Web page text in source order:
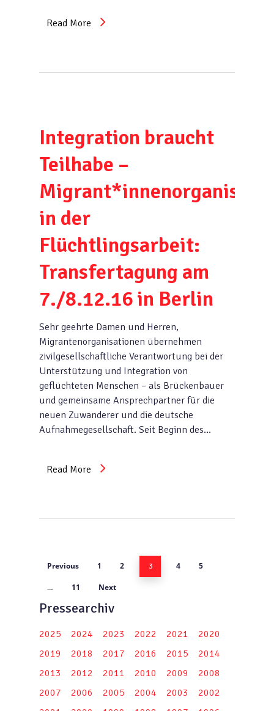
Read More
Integration braucht
Teilhabe –
in der
Flüchtlingsarbeit:
Transfertagung am
7./8.12.16 in Berlin
Sehr geehrte Damen und Herren,
Migrantenorganisationen übernehmen
zivilgesellschaftliche Verantwortung bei der
Unterstützung und Integration von
geflüchteten Menschen – als Brückenbauer
und gemeinsame Ansprechpartner für die
neuen Zuwanderer und die deutsche
Aufnahmegesellschaft. Seit Beginn des…
Read More
Previous 1 2 3 4 5
… 11 Next
Pressearchiv
2025 2024 2023 2022 2021
2020
2019
2018 2017 2016 2015
2014
2013
2012 2011 2010 2009
2008
2007
2006 2005 2004 2003
2002